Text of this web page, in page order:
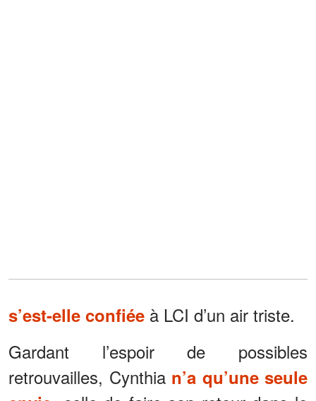
s’est-elle confiée à LCI d’un air triste.
Gardant l’espoir de possibles
retrouvailles, Cynthia n’a qu’une seule